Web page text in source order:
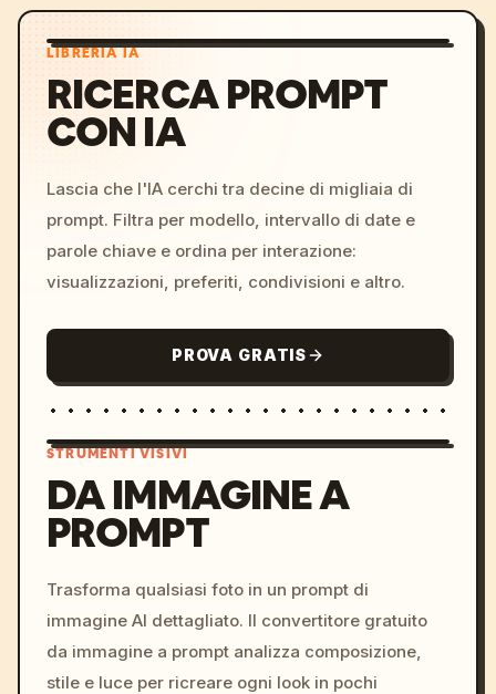
LIBRERIA IA
RICERCA PROMPT
CON IA
Lascia che l'IA cerchi tra decine di migliaia di
prompt. Filtra per modello, intervallo di date e
parole chiave e ordina per interazione:
visualizzazioni, preferiti, condivisioni e altro.
PROVA GRATIS
colors, 8k --v 6.0
STRUMENTI VISIVI
DA IMMAGINE A
PROMPT
Trasforma qualsiasi foto in un prompt di
immagine AI dettagliato. Il convertitore gratuito
da immagine a prompt analizza composizione,
stile e luce per ricreare ogni look in pochi